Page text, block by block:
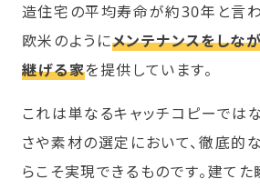
造住宅の平均寿命が約30年と言
欧米のようにメンテナンスをしな
継げる家を提供しています。
これは単なるキャッチコピーでは
さや素材の選定において、徹底的
らこそ実現できるものです。建て